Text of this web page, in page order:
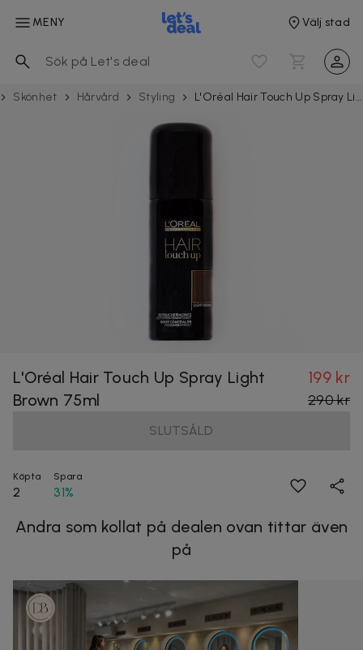
MENY Välj stad
Skönhet Hårvård Styling L'Oréal Hair Touch Up Spray Light Brown 75ml
L'Oréal Hair Touch Up Spray Light
Brown 75ml
199 kr
290 kr
SLUTSÅLD
Köpta
2
Spara
31%
Andra som kollat på dealen ovan tittar även
på